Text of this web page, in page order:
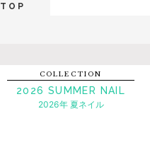
TOP
COLLECTION
2026 SUMMER NAIL
2026年 夏ネイル